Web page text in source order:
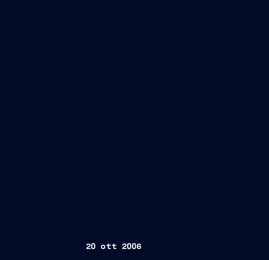
20 ott 2006